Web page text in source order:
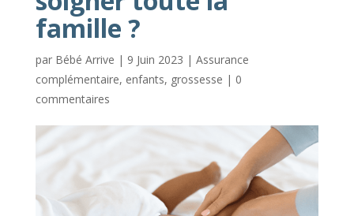
famille ?
par Bébé Arrive | 9 Juin 2023 | Assurance
complémentaire, enfants, grossesse | 0
commentaires